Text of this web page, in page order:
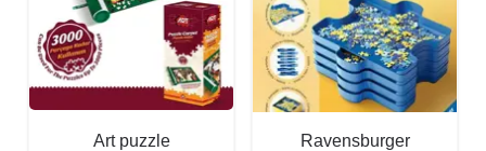
Art puzzle
Ravensburger